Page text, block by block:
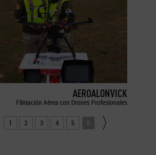
AEROALONVICK
Filmación Aérea con Drones Profesionales
1 2 3 4 5 6